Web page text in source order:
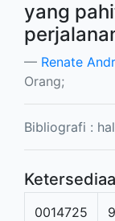
yang
Renate
Orang;
Bibliografi :
0014725